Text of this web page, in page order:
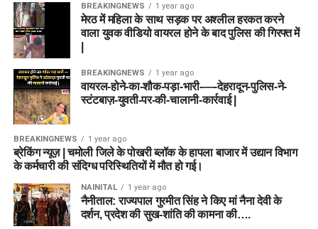
BREAKINGNEWS 1 year ago
मेरठ में महिला के साथ सड़क पर अश्लील हरकत करने
वाला युवक वीडियो वायरल होने के बाद पुलिस की गिरफ्त में
BREAKINGNEWS 1 year ago
वायरल-होने-का-शौक-पड़ा-भारी-—-देहरादून-पुलिस-ने-
स्टंटबाज़-युवती-पर-की-चालानी-कार्रवाई |
BREAKINGNEWS 1 year ago
ब्रेकिंग न्यूज़ | चमोली जिले के पोखरी ब्लॉक के हापला बाजार में उद्यान विभाग
के कर्मचारी की संदिग्ध परिस्थितियों में मौत हो गई।
NAINITAL 1 year ago
नैनीताल: राज्यपाल गुरमीत सिंह ने किए मां नैना देवी के
दर्शन, प्रदेश की सुख-शांति की कामना की….